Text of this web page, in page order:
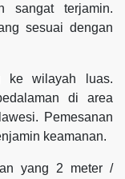
sangat terjamin.
sesuai dengan
ke wilayah luas.
di area
Pemesanan
keamanan.
yang 2 meter /